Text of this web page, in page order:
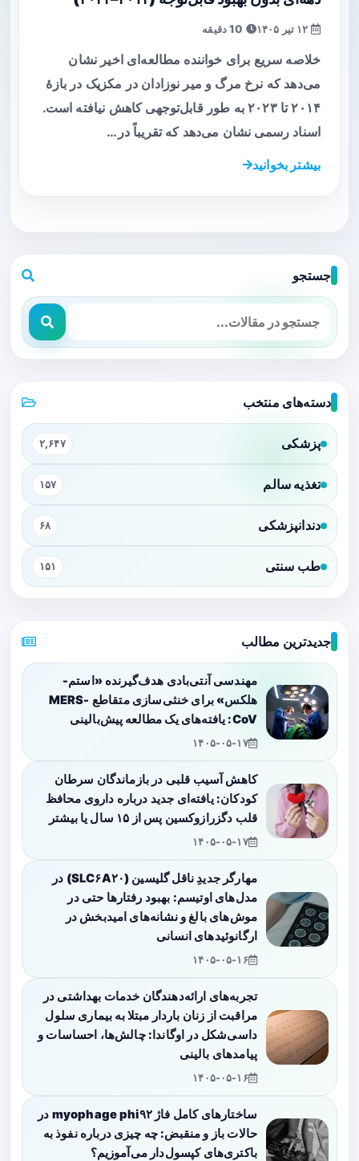
خلاصه سریع برای خواننده مطالعه‌ای اخیر نشان
می‌دهد که نرخ مرگ و میر نوزادان در مکزیک در بازهٔ
۲۰۱۴ تا ۲۰۲۳ به طور قابل‌توجهی کاهش نیافته است.
اسناد رسمی نشان می‌دهد که تقریباً در…
بیشتر بخوانید
جستجو
دسته‌های منتخب
پزشکی ۲,۶۴۷
تغذیه سالم ۱۵۷
دندانپزشکی ۶۸
طب سنتی ۱۵۱
جدیدترین مطالب
مهندسی آنتی‌بادی هدف‌گیرنده «استم-
هلکس» برای خنثی‌سازی متقاطع MERS-
CoV: یافته‌های یک مطالعه پیش‌بالینی
۱۴۰۵-۰۵-۱۷
کاهش آسیب قلبی در بازماندگان سرطان
کودکان: یافته‌ای جدید درباره داروی محافظ
قلب دگزرازوکسین پس از ۱۵ سال یا بیشتر
۱۴۰۵-۰۵-۱۷
مهارگر جدیدِ ناقل گلیسین (SLC۶A۲۰) در
مدل‌های اوتیسم: بهبود رفتارها حتی در
موش‌های بالغ و نشانه‌های امیدبخش در
ارگانوئیدهای انسانی
۱۴۰۵-۰۵-۱۶
تجربه‌های ارائه‌دهندگان خدمات بهداشتی در
مراقبت از زنان باردار مبتلا به بیماری سلول
داسی‌شکل در اوگاندا: چالش‌ها، احساسات و
پیامدهای بالینی
۱۴۰۵-۰۵-۱۶
ساختارهای کامل فاژ myophage phi۹۲ در
حالات باز و منقبض: چه چیزی درباره نفوذ به
باکتری‌های کپسول‌دار می‌آموزیم؟